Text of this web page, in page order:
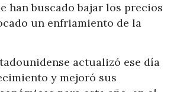
han buscado bajar los precios
un enfriamiento de la
actualizó ese día
y mejoró sus